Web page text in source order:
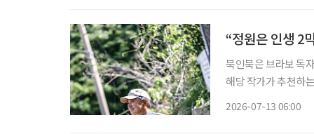
“정원은 인생 2
북인북은 브라보 독
해당 작가가 추천하는 책도 함께 즐겨보
2026-07-13 06:00